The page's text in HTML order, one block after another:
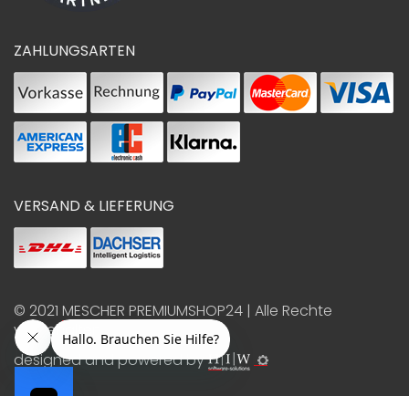
ZAHLUNGSARTEN
VERSAND & LIEFERUNG
© 2021 MESCHER PREMIUMSHOP24 | Alle Rechte
vorbehalten
designed and powered by